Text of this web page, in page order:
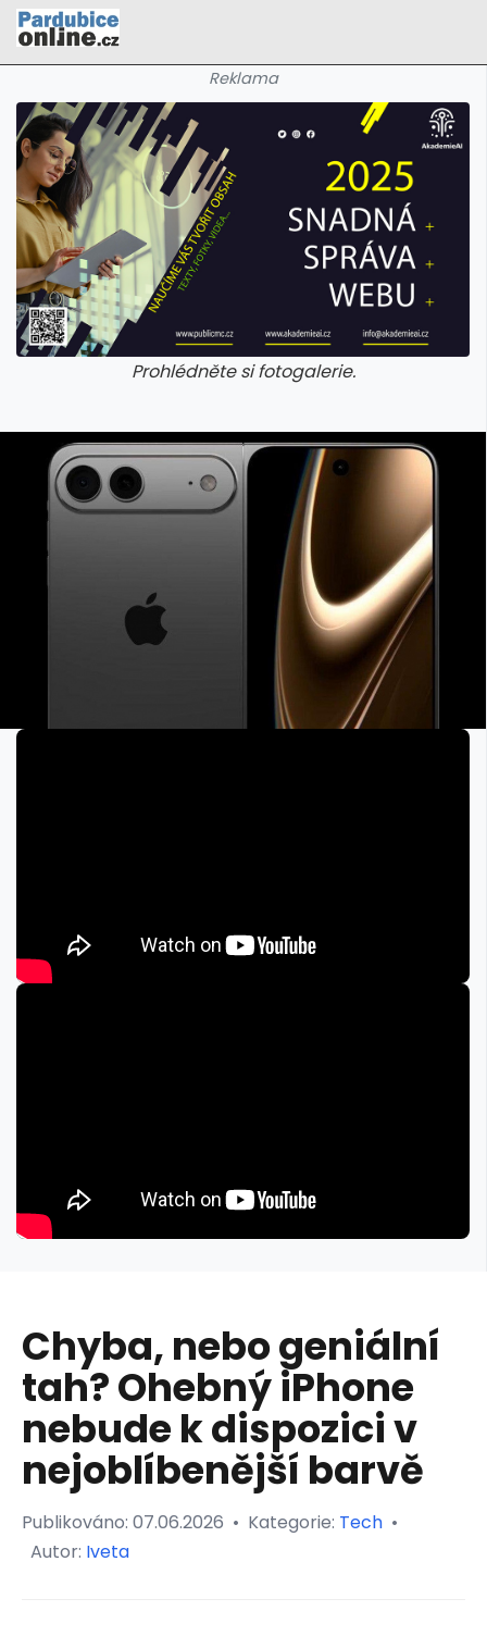
Reklama
Prohlédněte si fotogalerie.
Chyba, nebo geniální
tah? Ohebný iPhone
nebude k dispozici v
nejoblíbenější barvě
Publikováno: 07.06.2026 • Kategorie: Tech •
Autor: Iveta